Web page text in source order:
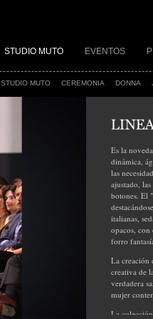
STUDIO MUTO EVENTOS
Es la
dinámica,
las
ajustado,
botones. El
italianas,
opacos,
forro
La creación
creativa de
verdadera
mujer
La
STUDIO MUTO CEREMONIA DONNA